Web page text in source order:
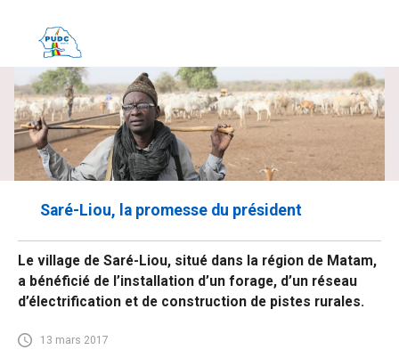
Saré-Liou, la promesse du président
Le village de Saré-Liou, situé dans la région de Matam,
a bénéficié de l’installation d’un forage, d’un réseau
d’électrification et de construction de pistes rurales.
13 mars 2017